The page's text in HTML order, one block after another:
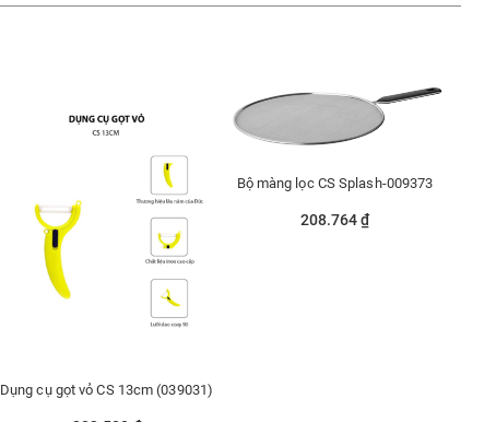
Dụng cụ gọt vỏ CS 13cm (039031)
Bộ màng lọc CS Splash-009373
208.764 ₫